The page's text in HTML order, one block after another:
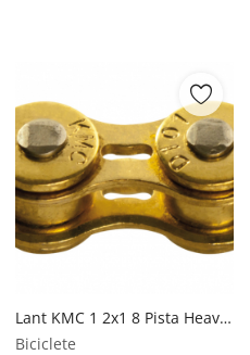
Lant KMC 1 2x1 8 Pista Heavy Duty D101 112L Bolt-10mm Auriu KMC
Biciclete